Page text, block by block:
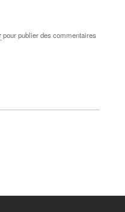
pour publier des commentaires